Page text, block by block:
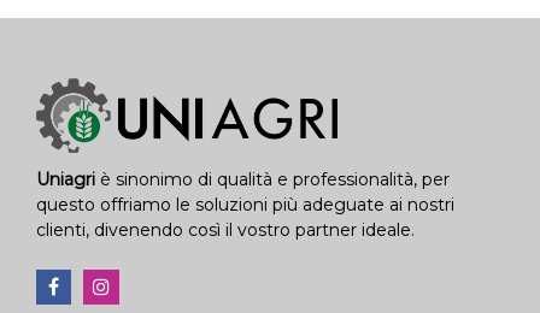
Uniagri è sinonimo di qualità e professionalità, per
questo offriamo le soluzioni più adeguate ai nostri
clienti, divenendo così il vostro partner ideale.